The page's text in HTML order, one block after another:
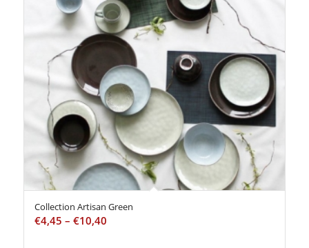
Collection Artisan Green
€4,45 – €10,40